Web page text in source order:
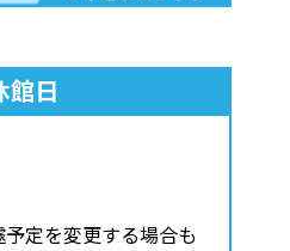
館日
定を変更する場合も